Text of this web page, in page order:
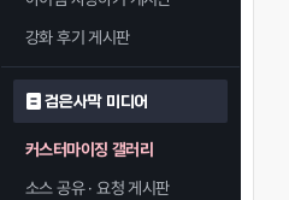
강화 후기 게시판
검은사막 미디어
커스터마이징 갤러리
소스 공유 · 요청 게시판